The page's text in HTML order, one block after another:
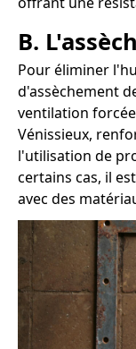
B.
Pour éliminer
d'assèchement
ventilation
Vénissieux,
l'utilisation de
certains cas, il
avec des